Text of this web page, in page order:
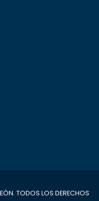
TODOS LOS DERECHOS